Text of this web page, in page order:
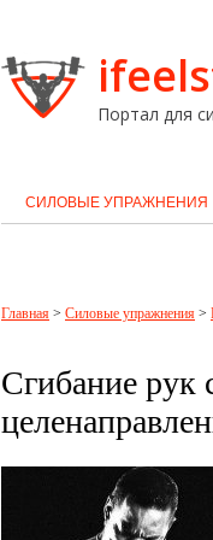
Портал для
СИЛОВЫЕ УПРАЖНЕНИЯ
Главная > Силовые упражнения >
Сгибание рук